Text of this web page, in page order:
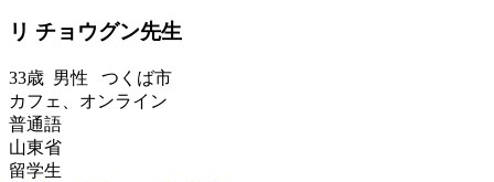
リ チョウグン先生
33歳 男性 つくば市
カフェ、オンライン
普通語
山東省
留学生